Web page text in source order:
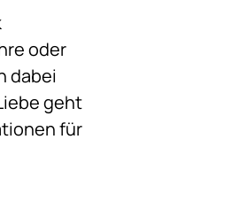
oder
dabei
geht
für